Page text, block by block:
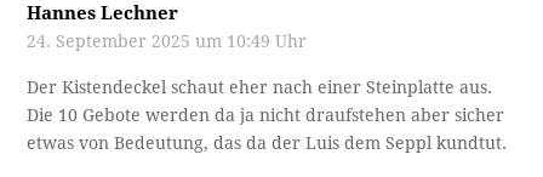
Hannes Lechner
24. September 2025 um 10:49 Uhr
Der Kistendeckel schaut eher nach einer Steinplatte aus.
Die 10 Gebote werden da ja nicht draufstehen aber sicher
etwas von Bedeutung, das da der Luis dem Seppl kundtut.